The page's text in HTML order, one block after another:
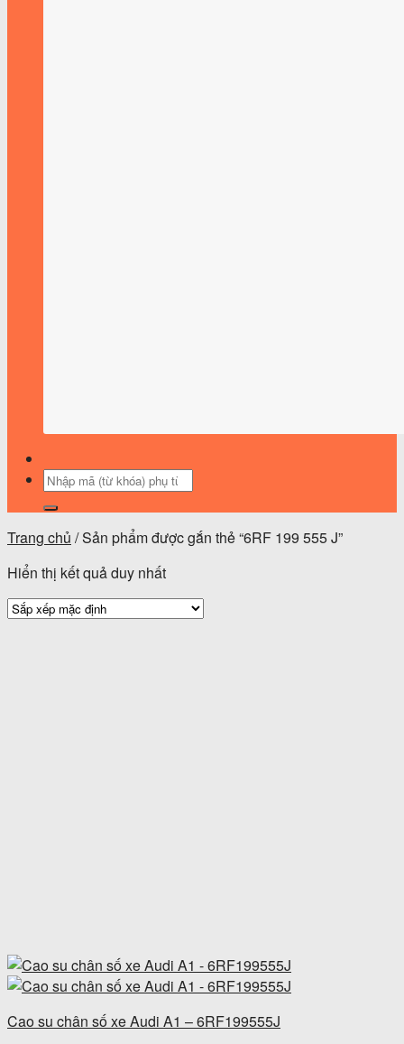
Tìm
Trang chủ /Sản phẩm được gắn thẻ “6RF 199 555 J”
Hiển thị kết quả duy nhất
Cao su chân số xe Audi A1 – 6RF199555J